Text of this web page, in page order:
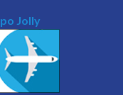
Jolly